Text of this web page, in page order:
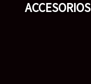
ACCESORIOS
ACCESORIOS